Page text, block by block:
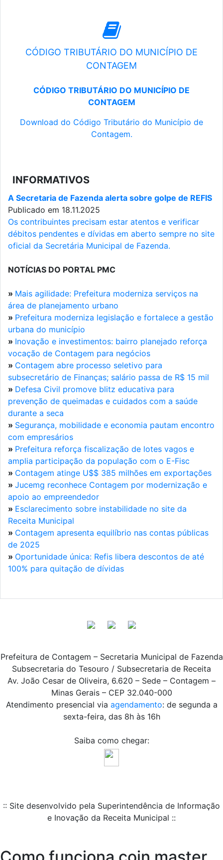
CÓDIGO TRIBUTÁRIO DO MUNICÍPIO DE
CONTAGEM
CÓDIGO TRIBUTÁRIO DO MUNICÍPIO DE
CONTAGEM
Download do Código Tributário do Município de
Contagem.
INFORMATIVOS
A Secretaria de Fazenda alerta sobre golpe de REFIS
Publicado em 18.11.2025
Os contribuintes precisam estar atentos e verificar
débitos pendentes e dívidas em aberto sempre no site
oficial da Secretária Municipal de Fazenda.
NOTÍCIAS DO PORTAL PMC
» Mais agilidade: Prefeitura moderniza serviços na
área de planejamento urbano
» Prefeitura moderniza legislação e fortalece a gestão
urbana do município
» Inovação e investimentos: bairro planejado reforça
vocação de Contagem para negócios
» Contagem abre processo seletivo para
subsecretário de Finanças; salário passa de R$ 15 mil
» Defesa Civil promove blitz educativa para
prevenção de queimadas e cuidados com a saúde
durante a seca
» Segurança, mobilidade e economia pautam encontro
com empresários
» Prefeitura reforça fiscalização de lotes vagos e
amplia participação da população com o E-Fisc
» Contagem atinge U$$ 385 milhões em exportações
» Jucemg reconhece Contagem por modernização e
apoio ao empreendedor
» Esclarecimento sobre instabilidade no site da
Receita Municipal
» Contagem apresenta equilíbrio nas contas públicas
de 2025
» Oportunidade única: Refis libera descontos de até
100% para quitação de dívidas
Prefeitura de Contagem – Secretaria Municipal de Fazenda
Subsecretaria do Tesouro / Subsecretaria de Receita
Av. João Cesar de Oliveira, 6.620 – Sede – Contagem –
Minas Gerais – CEP 32.040-000
Atendimento presencial via agendamento: de segunda a
sexta-feira, das 8h às 16h
Saiba como chegar:
:: Site desenvolvido pela Superintendência de Informação
e Inovação da Receita Municipal ::